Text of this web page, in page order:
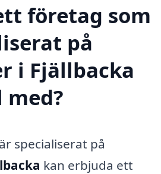
företag som
på
i Fjällbacka
specialiserat på
kan erbjuda ett